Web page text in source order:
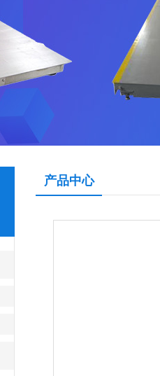
产品中心